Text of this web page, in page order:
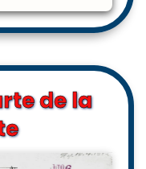
de la